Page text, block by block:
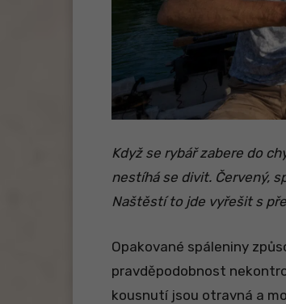
Když se rybář zabere do
nestíhá se divit. Červený,
Naštěstí to jde vyřešit s
Opakované spáleniny
pravděpodobnost
kousnutí jsou otravná a